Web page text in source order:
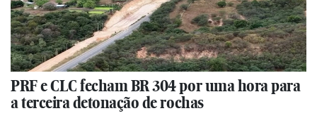
PRF e CLC fecham BR 304 por uma hora para
a terceira detonação de rochas